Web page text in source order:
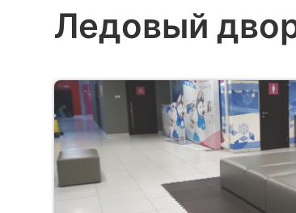
Ледовый